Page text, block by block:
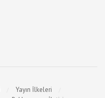
Yayın İlkeleri